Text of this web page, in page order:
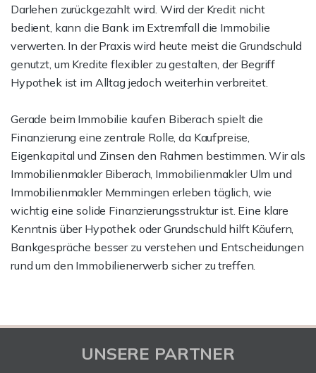
Darlehen zurückgezahlt wird. Wird der Kredit nicht
bedient, kann die Bank im Extremfall die Immobilie
verwerten. In der Praxis wird heute meist die Grundschuld
genutzt, um Kredite flexibler zu gestalten, der Begriff
Hypothek ist im Alltag jedoch weiterhin verbreitet.
Gerade beim Immobilie kaufen Biberach spielt die
Finanzierung eine zentrale Rolle, da Kaufpreise,
Eigenkapital und Zinsen den Rahmen bestimmen. Wir als
Immobilienmakler Biberach, Immobilienmakler Ulm und
Immobilienmakler Memmingen erleben täglich, wie
wichtig eine solide Finanzierungsstruktur ist. Eine klare
Kenntnis über Hypothek oder Grundschuld hilft Käufern,
Bankgespräche besser zu verstehen und Entscheidungen
rund um den Immobilienerwerb sicher zu treffen.
UNSERE PARTNER